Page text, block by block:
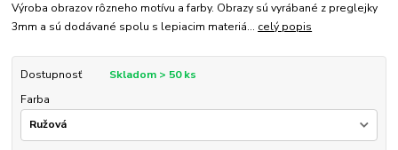
Výroba obrazov rôzneho motívu a farby. Obrazy sú vyrábané z preglejky
3mm a sú dodávané spolu s lepiacim materiá... celý popis
Dostupnosť
Skladom > 50 ks
Farba